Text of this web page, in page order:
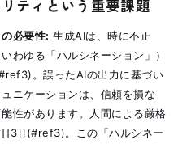
ティという重要課題
必要性: 生成AIは、時に不正
わゆる「ハルシネーション」）
。誤ったAIの出力に基づい
ニケーションは、信頼を損な
性があります。人間による厳格
[[3]](#ref3)。この「ハルシネー